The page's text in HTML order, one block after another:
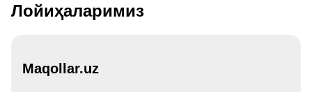
Лойиҳаларимиз
Maqollar.uz